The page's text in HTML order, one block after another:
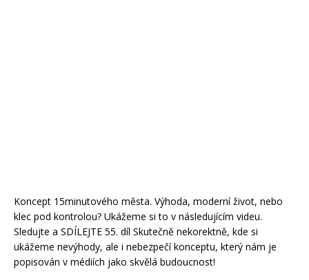
Koncept 15minutového města. Výhoda, moderní život, nebo
klec pod kontrolou? Ukážeme si to v následujícím videu.
Sledujte a SDÍLEJTE 55. díl Skutečně nekorektně, kde si
ukážeme nevýhody, ale i nebezpečí konceptu, který nám je
popisován v médiích jako skvělá budoucnost!